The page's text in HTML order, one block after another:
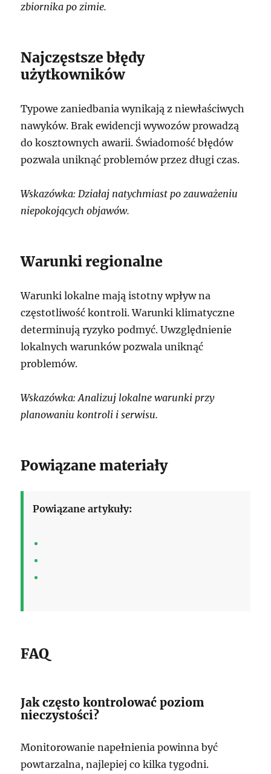
zbiornika po zimie.
Najczęstsze błędy
użytkowników
Typowe zaniedbania wynikają z niewłaściwych
nawyków. Brak ewidencji wywozów prowadzą
do kosztownych awarii. Świadomość błędów
pozwala uniknąć problemów przez długi czas.
Wskazówka: Działaj natychmiast po zauważeniu
niepokojących objawów.
Warunki regionalne
Warunki lokalne mają istotny wpływ na
częstotliwość kontroli. Warunki klimatyczne
determinują ryzyko podmyć. Uwzględnienie
lokalnych warunków pozwala uniknąć
problemów.
Wskazówka: Analizuj lokalne warunki przy
planowaniu kontroli i serwisu.
Powiązane materiały
Powiązane artykuły:
FAQ
Jak często kontrolować poziom
nieczystości?
Monitorowanie napełnienia powinna być
powtarzalna, najlepiej co kilka tygodni.